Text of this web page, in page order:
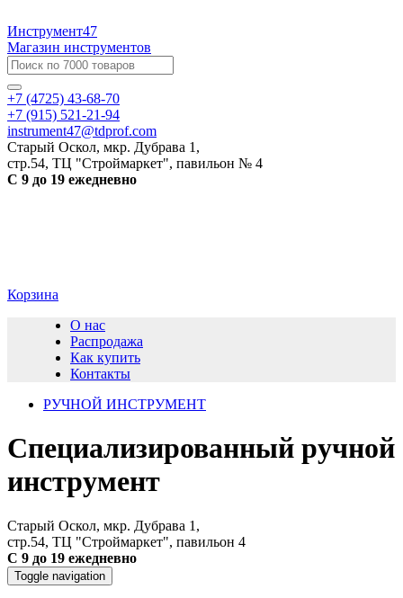
Инструмент47
Магазин инструментов
+7 (4725) 43-68-70
+7 (915) 521-21-94
instrument47@tdprof.com
Старый Оскол, мкр. Дубрава 1,
стр.54, ТЦ "Строймаркет", павильон № 4
С 9 до 19 ежедневно
Корзина
О нас
Распродажа
Как купить
Контакты
РУЧНОЙ ИНСТРУМЕНТ
Специализированный ручной
инструмент
Старый Оскол, мкр. Дубрава 1,
стр.54, ТЦ "Строймаркет", павильон 4
С 9 до 19 ежедневно
Toggle navigation